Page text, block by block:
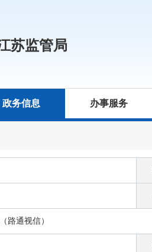
苏监管局
政务信息 办事服务
路通视信）